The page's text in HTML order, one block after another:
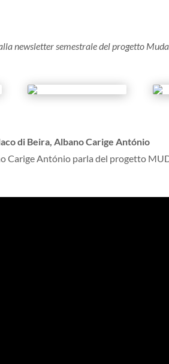
newsletter semestrale del progetto
di Beira, Albano Carige António
Carige António parla del progetto